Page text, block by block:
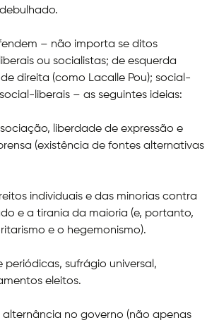
– não importa se ditos
ou socialistas; de esquerda
direita (como Lacalle Pou); social-
liberais – as seguintes ideias:
liberdade de expressão e
(existência de fontes alternativas
individuais e das minorias contra
e a tirania da maioria (e, portanto,
e o hegemonismo).
periódicas, sufrágio universal,
eleitos.
no governo (não apenas